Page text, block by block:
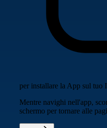
per installare la App sul tuo
Mentre navighi nell'app,
schermo per tornare alle